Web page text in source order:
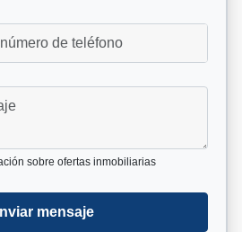
sobre ofertas inmobiliarias
mensaje